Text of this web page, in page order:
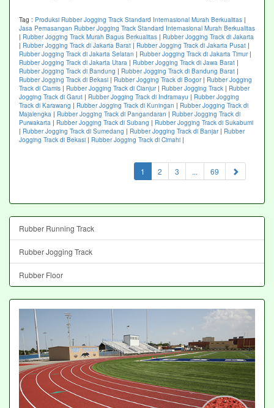
Tag : Produksi Rubber Jogging Track Standard Internasional Murah Berkualitas |
Jasa Pemasangan Rubber Jogging Track Standard Internasional Murah Berkualitas
| Rubber Jogging Track Murah Bagus Berkualitas | Rubber Jogging Track di Jakarta
| Rubber Jogging Track di Jakarta Barat | Rubber Jogging Track di Jakarta Pusat |
Rubber Jogging Track di Jakarta Selatan | Rubber Jogging Track di Jakarta Timur|
Rubber Jogging Track di Jakarta Utara | Rubber Jogging Track di Jawa Barat |
Rubber Jogging Track di Bandung | Rubber Jogging Track di Bandung Barat |
Rubber Jogging Track di Bekasi | Rubber Jogging Track di Bogor| Rubber Jogging
Track di Ciamis | Rubber Jogging Track di Cianjur| Rubber Jogging Track | Rubber
Jogging Track di Garut | Rubber Jogging Track di Indramayu | Rubber Jogging
Track di Karawang | Rubber Jogging Track di Kuningan | Rubber Jogging Track di
Majalengka | Rubber Jogging Track di Pangandaran | Rubber Jogging Track di
Purwakarta | Rubber Jogging Track di Subang | Rubber Jogging Track di Sukabumi
| Rubber Jogging Track di Sumedang | Rubber Jogging Track di Banjar| Rubber
Jogging Track di Bekasi | Rubber Jogging Track di Cimahi |
1 (current)
2 3 ... 69
Rubber Running Track
Rubber Jogging Track
Rubber Floor